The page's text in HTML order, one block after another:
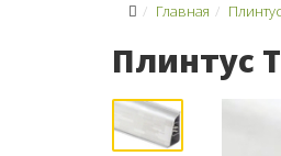
Главная
Плинтус